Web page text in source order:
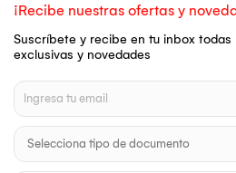
¡Recibe nuestras ofertas y
Suscríbete y recibe en tu inbox
exclusivas y novedades